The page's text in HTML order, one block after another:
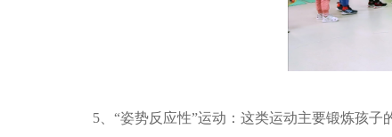
5、“姿势反应性”运动：这类运动主要锻炼孩子